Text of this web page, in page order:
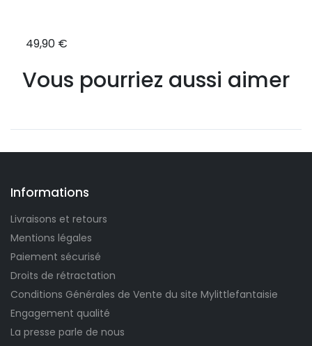
49,90 €
Vous pourriez aussi aimer
Informations
Livraisons et retours
Mentions légales
Paiement sécurisé
Droits de rétractation
Conditions Générales de Vente du site Mylittlefantaisie
Engagement qualité
La presse parle de nous